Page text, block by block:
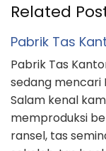
Related
Pabrik Tas
Pabrik Tas
sedang mencari
Salam kenal
memproduksi
ransel, tas